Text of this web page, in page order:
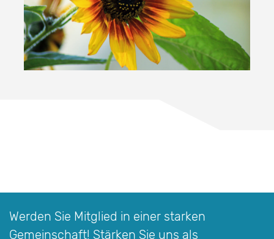
Werden Sie Mitglied in einer starken
Gemeinschaft! Stärken Sie uns als